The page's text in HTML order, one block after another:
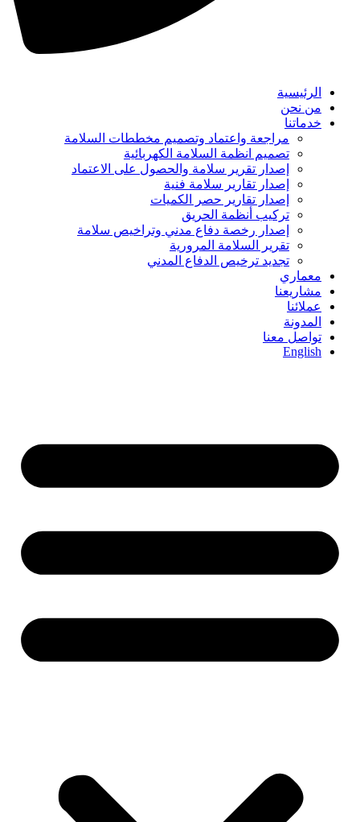
الرئيسية
من نحن
خدماتنا
مراجعة واعتماد وتصميم مخططات السلامة
تصميم انظمة السلامة الكهربائية
إصدار تقرير سلامة والحصول على الاعتماد
إصدار تقارير سلامة فنية
إصدار تقارير حصر الكميات
تركيب أنظمة الحريق
إصدار رخصة دفاع مدني وتراخيص سلامة
تقرير السلامة المرورية
تجديد ترخيص الدفاع المدني
معماري
مشاريعنا
عملائنا
المدونة
تواصل معنا
English